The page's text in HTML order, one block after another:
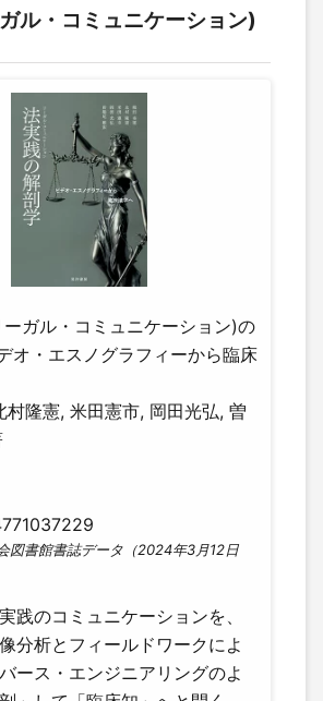
ル・コミュニケーション)
ーガル・コミュニケーション)の
オ・エスノグラフィーから臨床
村隆憲, 米田憲市, 岡田光弘, 曽
図書館書誌データ（2024年3月12日
践のコミュニケーションを、
分析とフィールドワークによ
ース・エンジニアリングのよ